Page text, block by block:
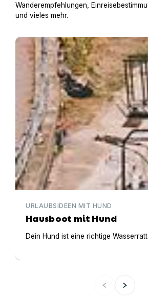
Wanderempfehlungen,
und vieles mehr.
Hausboot mit Hund
URLAUBSIDEEN MIT HUND
Hausboot mit Hund
Dein Hund ist eine richtige